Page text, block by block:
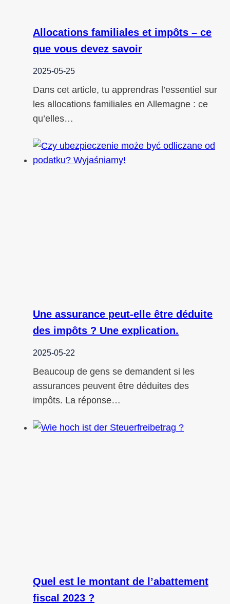
Allocations familiales et impôts – ce
que vous devez savoir
2025-05-25
Dans cet article, tu apprendras l’essentiel sur
les allocations familiales en Allemagne : ce
qu’elles…
Une assurance peut-elle être déduite
des impôts ? Une explication.
2025-05-22
Beaucoup de gens se demandent si les
assurances peuvent être déduites des
impôts. La réponse…
Quel est le montant de l’abattement
fiscal 2023 ?